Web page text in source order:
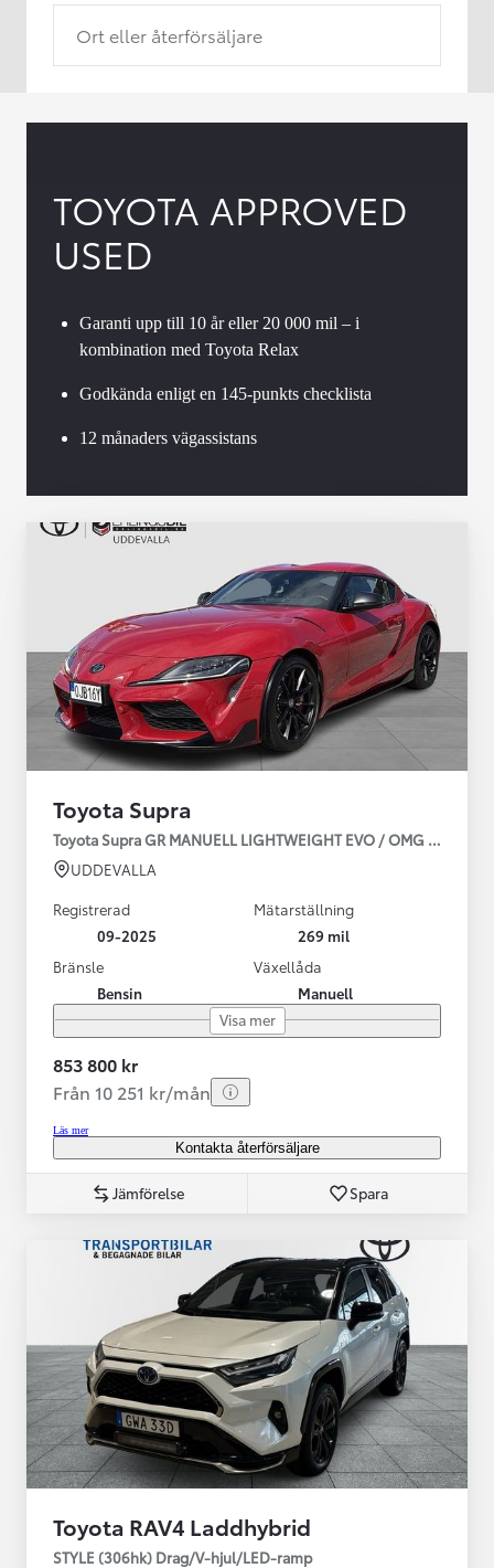
Ort eller återförsäljare
TOYOTA APPROVED
USED
Garanti upp till 10 år eller 20 000 mil – i
kombination med Toyota Relax
Godkända enligt en 145-punkts checklista
12 månaders vägassistans
Toyota Supra
Toyota Supra GR MANUELL LIGHTWEIGHT EVO / OMG LEV!
UDDEVALLA
Registrerad
09-2025
Mätarställning
269 mil
Bränsle
Bensin
Växellåda
Manuell
Visa mer
853 800 kr
Från 10 251 kr/mån
Läs mer
Kontakta återförsäljare
Jämförelse Spara
Toyota RAV4 Laddhybrid
STYLE (306hk) Drag/V-hjul/LED-ramp